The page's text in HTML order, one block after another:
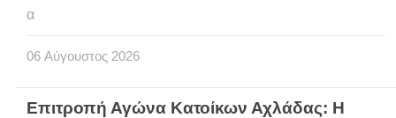
α
06 Αύγουστος 2026
Επιτροπή Αγώνα Κατοίκων Αχλάδας: Η